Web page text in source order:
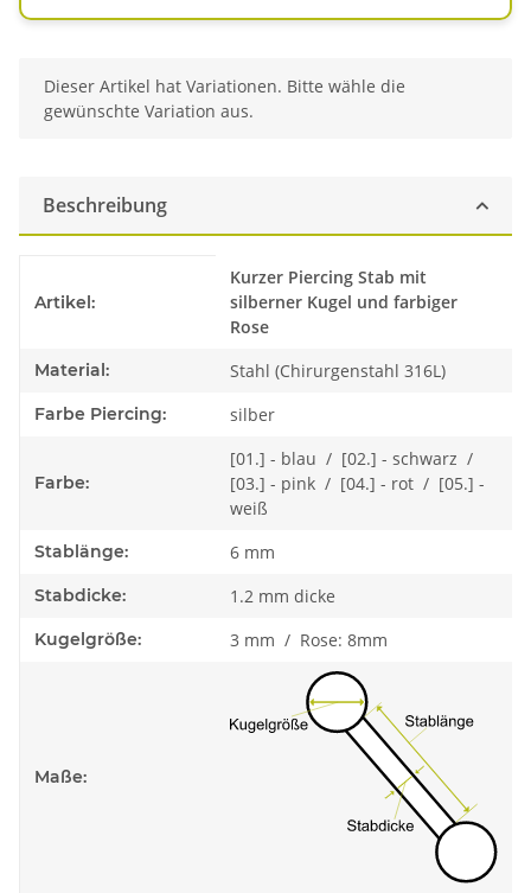
x
Dieser Artikel hat Variationen. Bitte wähle die
gewünschte Variation aus.
Beschreibung
Artikel:
Kurzer Piercing Stab mit
silberner Kugel und farbiger
Rose
Material: Stahl (Chirurgenstahl 316L)
Farbe Piercing: silber
Farbe:
[01.] - blau / [02.] - schwarz /
[03.] - pink / [04.] - rot / [05.] -
weiß
Stablänge: 6 mm
Stabdicke: 1.2 mm dicke
Kugelgröße: 3 mm / Rose: 8mm
Maße: